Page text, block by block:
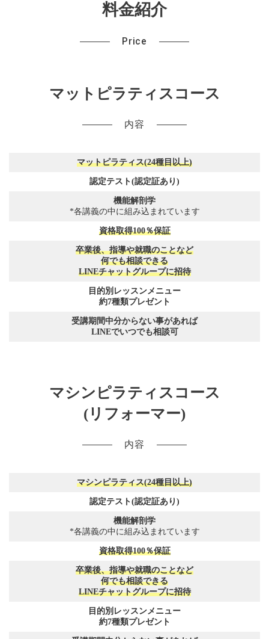
料金紹介
Price
マットピラティスコース
内容
マットピラティス(24種目以上)
認定テスト(認定証あり)
機能解剖学
*各講義の中に組み込まれています
資格取得100％保証
卒業後、指導や就職のことなど
何でも相談できる
LINEチャットグループに招待
目的別レッスンメニュー
約7種類プレゼント
受講期間中分からない事があれば
LINEでいつでも相談可
マシンピラティスコース
(リフォーマー)
内容
マシンピラティス(24種目以上)
認定テスト(認定証あり)
機能解剖学
*各講義の中に組み込まれています
資格取得100％保証
卒業後、指導や就職のことなど
何でも相談できる
LINEチャットグループに招待
目的別レッスンメニュー
約7種類プレゼント